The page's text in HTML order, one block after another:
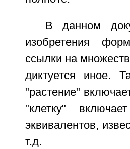
В данном
изобретения
ссылки на
диктуется иное.
"растение"
"клетку"
эквивалентов,
т.д.